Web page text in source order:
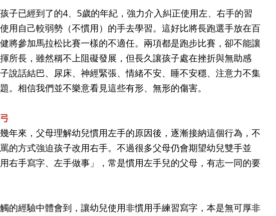
子已經到了的4、5歲的年紀，強力介入糾正使用左、右手的習
用自己較弱勢（不慣用）的手去學習。這好比將長跑選手放在百
將參加馬拉松比賽一樣的不適任。兩項都是跑步比賽，卻不能讓
所長，雖然稱不上阻礙發展，但長久讓孩子處在挫折與無助感
說話結巴、尿床、神經緊張、情緒不安、睡不安穩、注意力不集
。相信我們並不樂意看見這些有形、無形的傷害。
年來，父母理解幼兒慣用左手的原因後，逐漸接納這個行為，不
的方式強迫孩子改用右手。不過很多父母仍會期望幼兒雙手並
右手寫字、左手做事」，常是慣用左手兒的父母，有志一同的要
的經驗中體會到，讓幼兒使用非慣用手練習寫字，本是無可厚非